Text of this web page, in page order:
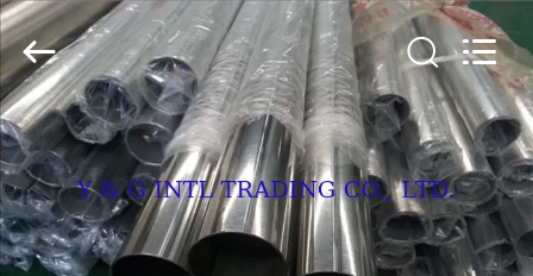
家
プ
ロ
2026
Y
&
G
International
Trading
Company
Limited.
All
Rights
Reserved.